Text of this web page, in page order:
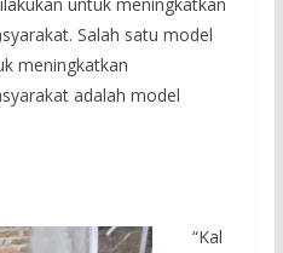
Salah satu model
meningkatkan
adalah model
“Kal